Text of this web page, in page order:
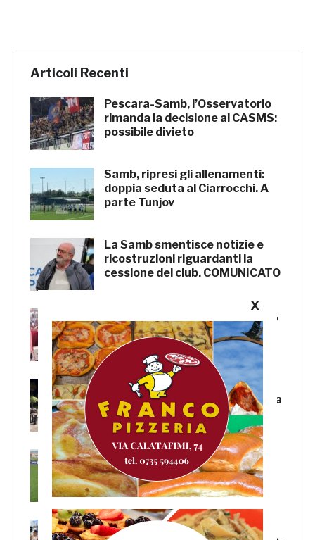
Articoli Recenti
Pescara-Samb, l’Osservatorio
rimanda la decisione al CASMS:
possibile divieto
Samb, ripresi gli allenamenti:
doppia seduta al Ciarrocchi. A
parte Tunjov
La Samb smentisce notizie e
ricostruzioni riguardanti la
cessione del club. COMUNICATO
FOCUS – Giusto criticare Massi,
ma anche riconoscerne i meriti
Scacchi in piazza: giovedì 6
agosto appuntamento in piazza
Salvo D’Acquisto
La Serie C su Rai 2: alcune
partite di Lega Pro saranno
trasmesse in diretta
Beach Soccer AiCS: Lido del
X